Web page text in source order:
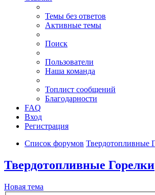
Темы без ответов
Активные темы
Поиск
Пользователи
Наша команда
Топлист сообщений
Благодарности
FAQ
Вход
Регистрация
Список форумов Твердотопливные
Твердотопливные Горелки
Новая тема